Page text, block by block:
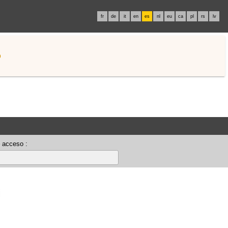
fr de it en es nl eu ca pl rs lv
acceso :